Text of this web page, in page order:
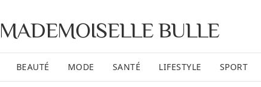
MADEMOISELLE BULLE
BEAUTÉ MODE SANTÉ LIFESTYLE SPORT